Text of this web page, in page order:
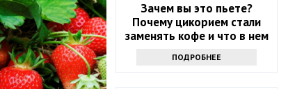
Зачем вы это пьете?
Почему цикорием стали
заменять кофе и что в нем
ПОДРОБНЕЕ